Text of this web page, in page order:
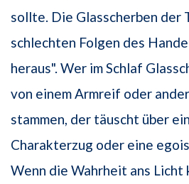
sollte. Die Glasscherben der
schlechten Folgen des
heraus". Wer im Schlaf
von einem Armreif oder
stammen, der täuscht über
Charakterzug oder eine
Wenn die Wahrheit ans Licht